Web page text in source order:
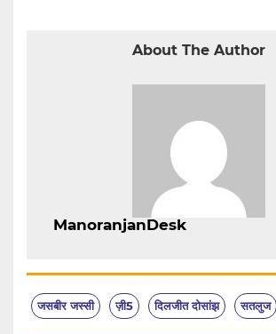
About The Author
ManoranjanDesk
जसबीर जस्सी ज़ी5 दिलजीत दोसांझ सतलुज